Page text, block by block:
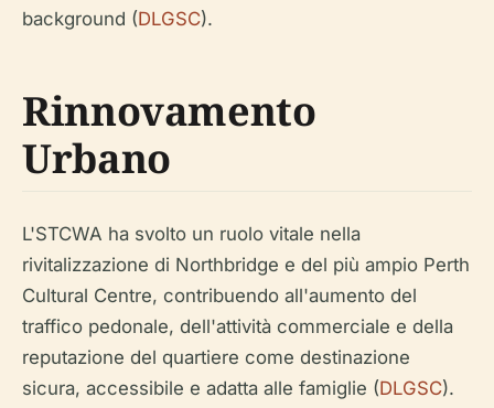
background (DLGSC).
Rinnovamento
Urbano
L'STCWA ha svolto un ruolo vitale nella
rivitalizzazione di Northbridge e del più ampio Perth
Cultural Centre, contribuendo all'aumento del
traffico pedonale, dell'attività commerciale e della
reputazione del quartiere come destinazione
sicura, accessibile e adatta alle famiglie (DLGSC).